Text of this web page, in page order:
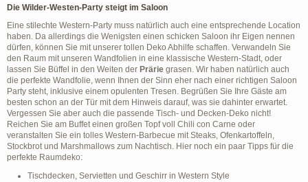
Die Wilder-Westen-Party steigt im Saloon
Eine stilechte Western-Party muss natürlich auch eine entsprechende Location
haben. Da allerdings die Wenigsten einen schicken Saloon ihr Eigen nennen
dürfen, können Sie mit unserer tollen Deko Abhilfe schaffen. Verwandeln Sie
den Raum mit unseren Wandfolien in eine klassische Western-Stadt, oder
lassen Sie Büffel in den Weiten der Prärie grasen. Wir haben natürlich auch
die perfekte Wandfolie, wenn Ihnen der Sinn eher nach einer richtigen Saloon
Party steht, inklusive einem opulenten Tresen. Begrüßen Sie Ihre Gäste am
besten schon an der Tür mit dem Hinweis darauf, was sie dahinter erwartet.
Vergessen Sie aber auch die passende Tisch- und Decken-Deko nicht!
Reichen Sie am Buffet einen großen Topf voll Chili con Carne oder
veranstalten Sie ein tolles Western-Barbecue mit Steaks, Ofenkartoffeln,
Stockbrot und Marshmallows zum Nachtisch. Hier noch ein paar Tipps für die
perfekte Raumdeko:
Tischdecken, Servietten und Geschirr in Western Style